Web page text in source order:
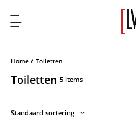
Home / Toiletten
Toiletten 5 items
Standaard sortering